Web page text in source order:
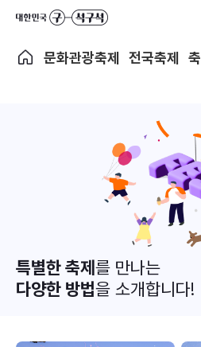
문화관광축제 전국축제
특별한 축제를 만나는
다양한 방법을 소개합니다!